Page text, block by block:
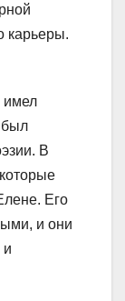
карьеры.
имел
был
В
Его
и они
и